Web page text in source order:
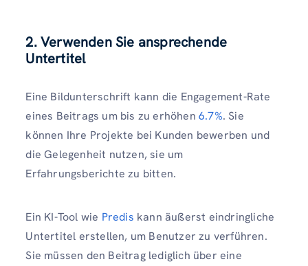
2.Verwenden Sie ansprechende
Untertitel
Eine Bildunterschrift kann die Engagement-Rate
eines Beitrags um bis zu erhöhen 6.7%. Sie
können Ihre Projekte bei Kunden bewerben und
die Gelegenheit nutzen, sie um
Erfahrungsberichte zu bitten.
Ein KI-Tool wie Predis kann äußerst eindringliche
Untertitel erstellen, um Benutzer zu verführen.
Sie müssen den Beitrag lediglich über eine